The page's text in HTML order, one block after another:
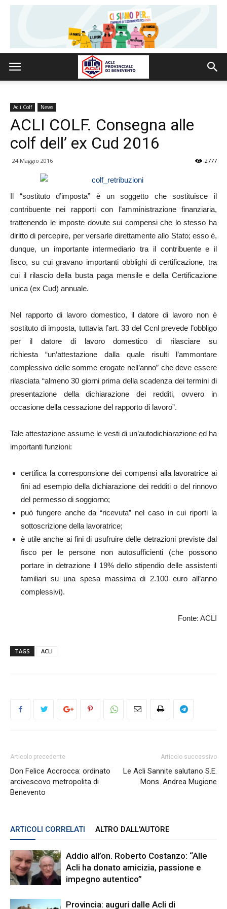
Acli Colf News
ACLI COLF. Consegna alle
colf dell’ ex Cud 2016
24 Maggio 2016 2777
Il “sostituto d’imposta” è un soggetto che sostituisce il
contribuente nei rapporti con l’amministrazione finanziaria,
trattenendo le imposte dovute sui compensi che lo stesso ha
diritto di percepire, per versarle direttamente allo Stato; esso è,
dunque, un importante intermediario tra il contribuente e il
fisco, su cui gravano importanti obblighi di certificazione, tra
cui il rilascio della busta paga mensile e della Certificazione
unica (ex Cud) annuale.
Nel rapporto di lavoro domestico, il datore di lavoro non è
sostituto di imposta, tuttavia l’art. 33 del Ccnl prevede l’obbligo
per il datore di lavoro domestico di rilasciare su
richiesta “un’attestazione dalla quale risulti l’ammontare
complessivo delle somme erogate nell’anno” che deve essere
rilasciata “almeno 30 giorni prima della scadenza dei termini di
presentazione della dichiarazione dei redditi, ovvero in
occasione della cessazione del rapporto di lavoro”.
Tale attestazione assume le vesti di un’autodichiarazione ed ha
importanti funzioni:
certifica la corresponsione dei compensi alla lavoratrice ai
fini ad esempio della dichiarazione dei redditi o del rinnovo
del permesso di soggiorno;
può fungere anche da “ricevuta” nel caso in cui riporti la
sottoscrizione della lavoratrice;
è utile anche ai fini di usufruire delle detrazioni previste dal
fisco per le persone non autosufficienti (che possono
portare in detrazione il 19% dello stipendio delle assistenti
familiari su una spesa massima di 2.100 euro all’anno
complessivi).
Fonte: ACLI
TAGS ACLI
Articolo precedente
Don Felice Accrocca: ordinato
arcivescovo metropolita di
Benevento
Articolo successivo
Le Acli Sannite salutano S.E.
Mons. Andrea Mugione
ARTICOLI CORRELATI ALTRO DALL'AUTORE
Addio all’on. Roberto Costanzo: “Alle
Acli ha donato amicizia, passione e
impegno autentico”
Provincia: auguri dalle Acli di